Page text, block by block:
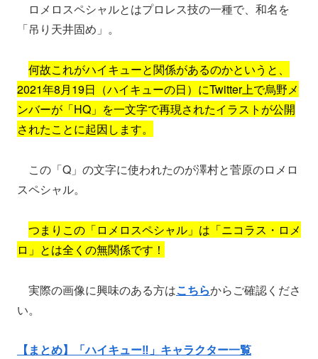
ロメロスペシャルとはプロレス技の一種で、和名を
「吊り天井固め」。
何故これがハイキューと関係があるのかというと、
2021年8月19日（ハイキューの日）にTwitter上で烏野メ
ンバーが「HQ」を一文字で再現されたイラストが公開
されたことに起因します。
この「Q」の文字に使われたのが澤村と菅原のロメロ
スペシャル。
つまりこの「ロメロスペシャル」は「ニコラス・ロメ
ロ」とは全くの無関係です！
実際の画像に興味のある方はこちらからご確認くださ
い。
【まとめ】「ハイキュー‼」キャラクター一覧